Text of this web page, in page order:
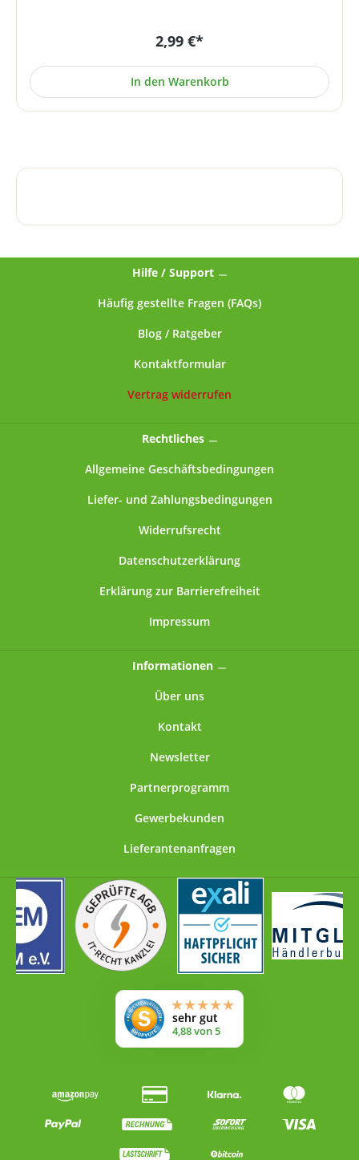
Schmuckdöschen etc.). Enthält 3 Dosen: 1x 60 ml
mm Außenhöhe)1x 30 ml Fassungsvermögen (52 mm
Außendurchmesser und 20 mm Außenhöhe)1x 15 ml
2,99 €*
In den Warenkorb
Hilfe / Support
Häufig gestellte Fragen (FAQs)
Blog / Ratgeber
Kontaktformular
Vertrag widerrufen
Rechtliches
Allgemeine Geschäftsbedingungen
Liefer- und Zahlungsbedingungen
Widerrufsrecht
Datenschutzerklärung
Erklärung zur Barrierefreiheit
Impressum
Informationen
Über uns
Kontakt
Newsletter
Partnerprogramm
Gewerbekunden
Lieferantenanfragen